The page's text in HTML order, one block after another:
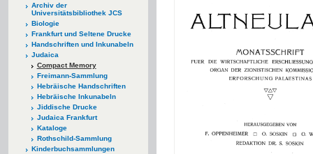
Archiv der
Universitätsbibliothek JCS
Biologie
Frankfurt und Seltene Drucke
Handschriften und Inkunabeln
Judaica
Compact Memory
Freimann-Sammlung
Hebräische Handschriften
Hebräische Inkunabeln
Jiddische Drucke
Judaica Frankfurt
Kataloge
Rothschild-Sammlung
Kinderbuchsammlungen